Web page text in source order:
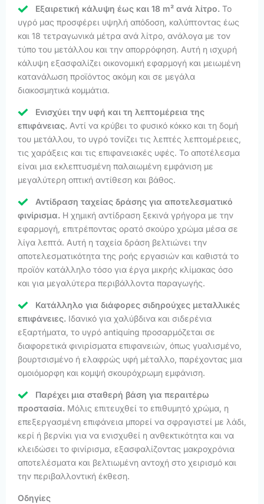
Εξαιρετική κάλυψη έως και 18 m² ανά λίτρο. Το
υγρό μας προσφέρει υψηλή απόδοση, καλύπτοντας έως
και 18 τετραγωνικά μέτρα ανά λίτρο, ανάλογα με τον
τύπο του μετάλλου και την απορρόφηση. Αυτή η ισχυρή
κάλυψη εξασφαλίζει οικονομική εφαρμογή και μειωμένη
κατανάλωση προϊόντος ακόμη και σε μεγάλα
διακοσμητικά κομμάτια.
Ενισχύει την υφή και τη λεπτομέρεια της
επιφάνειας. Αντί να κρύβει το φυσικό κόκκο και τη δομή
του μετάλλου, το υγρό τονίζει τις λεπτές λεπτομέρειες,
τις χαράξεις και τις επιφανειακές υφές. Το αποτέλεσμα
είναι μια εκλεπτυσμένη παλαιωμένη εμφάνιση με
μεγαλύτερη οπτική αντίθεση και βάθος.
Αντίδραση ταχείας δράσης για αποτελεσματικό
φινίρισμα. Η χημική αντίδραση ξεκινά γρήγορα με την
εφαρμογή, επιτρέποντας ορατό σκούρο χρώμα μέσα σε
λίγα λεπτά. Αυτή η ταχεία δράση βελτιώνει την
αποτελεσματικότητα της ροής εργασιών και καθιστά το
προϊόν κατάλληλο τόσο για έργα μικρής κλίμακας όσο
και για μεγαλύτερα περιβάλλοντα παραγωγής.
Κατάλληλο για διάφορες σιδηρούχες μεταλλικές
επιφάνειες. Ιδανικό για χαλύβδινα και σιδερένια
εξαρτήματα, το υγρό antiquing προσαρμόζεται σε
διαφορετικά φινιρίσματα επιφανειών, όπως γυαλισμένο,
βουρτσισμένο ή ελαφρώς υφή μέταλλο, παρέχοντας μια
ομοιόμορφη και κομψή σκουρόχρωμη εμφάνιση.
Παρέχει μια σταθερή βάση για περαιτέρω
προστασία. Μόλις επιτευχθεί το επιθυμητό χρώμα, η
επεξεργασμένη επιφάνεια μπορεί να σφραγιστεί με λάδι,
κερί ή βερνίκι για να ενισχυθεί η ανθεκτικότητα και να
κλειδώσει το φινίρισμα, εξασφαλίζοντας μακροχρόνια
αποτελέσματα και βελτιωμένη αντοχή στο χειρισμό και
την περιβαλλοντική έκθεση.
Οδηγίες